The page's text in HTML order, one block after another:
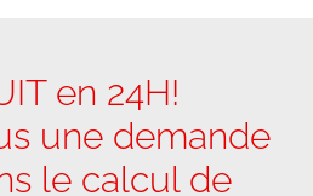
en 24H!
une demande
le calcul de